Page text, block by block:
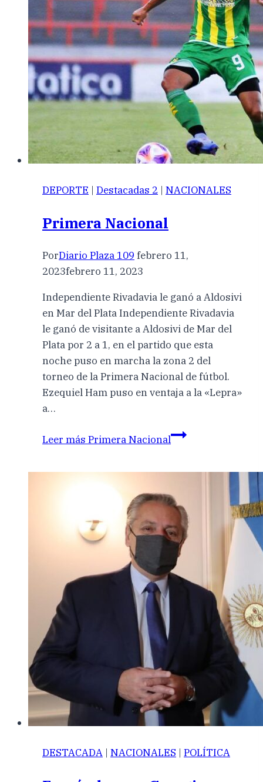
DEPORTE | Destacadas 2 | NACIONALES
Primera Nacional
PorDiario Plaza 109 febrero 11,
2023febrero 11, 2023
Independiente Rivadavia le ganó a Aldosivi
en Mar del Plata Independiente Rivadavia
le ganó de visitante a Aldosivi de Mar del
Plata por 2 a 1, en el partido que esta
noche puso en marcha la zona 2 del
torneo de la Primera Nacional de fútbol.
Ezequiel Ham puso en ventaja a la «Lepra»
a…
Leer más Primera Nacional
DESTACADA | NACIONALES | POLÍTICA